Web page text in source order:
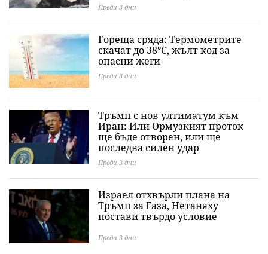
Преди 3 дни
Гореща сряда: Термометрите
скачат до 38°C, жълт код за
опасни жеги
Преди 3 дни
Тръмп с нов ултиматум към
Иран: Или Ормузкият проток
ще бъде отворен, или ще
последва силен удар
Преди 3 дни
Израел отхвърли плана на
Тръмп за Газа, Нетаняху
постави твърдо условие
Преди 3 дни